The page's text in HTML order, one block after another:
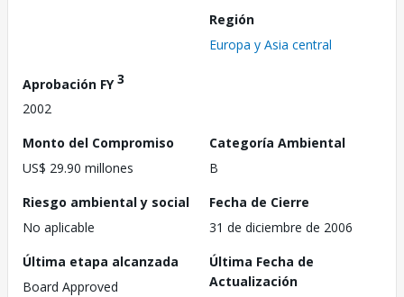
Región
Europa y Asia central
Aprobación FY3
2002
Monto del Compromiso
US$ 29.90 millones
Categoría Ambiental
B
Riesgo ambiental y social
No aplicable
Fecha de Cierre
31 de diciembre de 2006
Última etapa alcanzada
Board Approved
Última Fecha de
Actualización